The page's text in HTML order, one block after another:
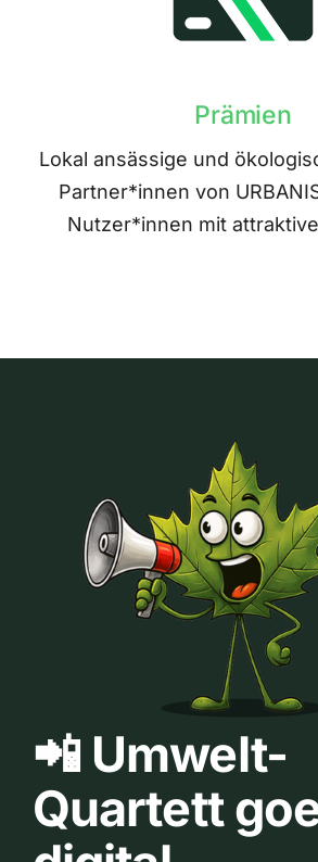
Prämien
Lokal ansässige und
Partner*innen von
Nutzer*innen mit
📲 Umwelt-
Quartett